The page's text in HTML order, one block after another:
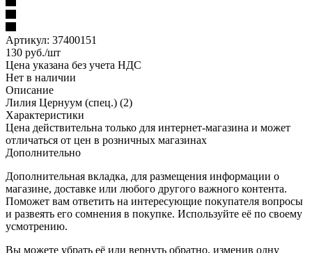
Артикул: 37400151
130 руб./шт
Цена указана без учета НДС
Нет в наличии
Описание
Лилия Цернуум (спец.) (2)
Характеристики
Цена действительна только для интернет-магазина и может
отличаться от цен в розничных магазинах
Дополнительно
Дополнительная вкладка, для размещения информации о
магазине, доставке или любого другого важного контента.
Поможет вам ответить на интересующие покупателя вопросы
и развеять его сомнения в покупке. Используйте её по своему
усмотрению.
Вы можете убрать её или вернуть обратно, изменив одну